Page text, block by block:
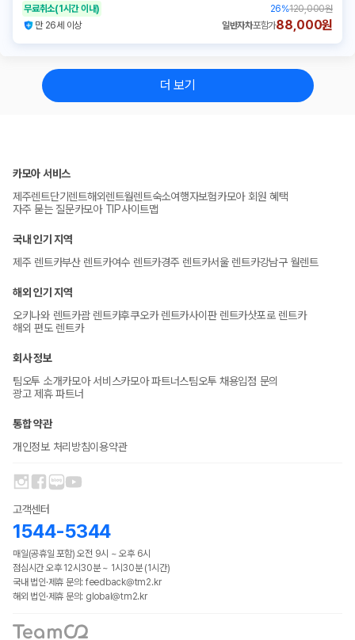
무료취소(1시간 이내) 26%120,000원
만 26세 이상
일반자차포함가88,000원
더 보기
카모아 서비스
제주렌트단기렌트해외렌트월렌트숙소여행자보험카모아 회원 혜택
자주 묻는 질문카모아 TIP사이트맵
국내 인기 지역
제주 렌트카부산 렌트카여수 렌트카경주 렌트카서울 렌트카강남구 월렌트
해외 인기 지역
오키나와 렌트카괌 렌트카후쿠오카 렌트카사이판 렌트카삿포로 렌트카
해외 편도 렌트카
회사 정보
팀오투 소개카모아 서비스카모아 파트너스팀오투 채용입점 문의
광고 제휴 파트너
통합 약관
개인정보 처리방침이용약관
고객센터
1544-5344
매일(공휴일 포함) 오전 9시 ~ 오후 6시
점심시간 오후 12시30분 ~ 1시30분 (1시간)
국내 법인·제휴 문의: feedback@tm2.kr
해외 법인·제휴 문의: global@tm2.kr